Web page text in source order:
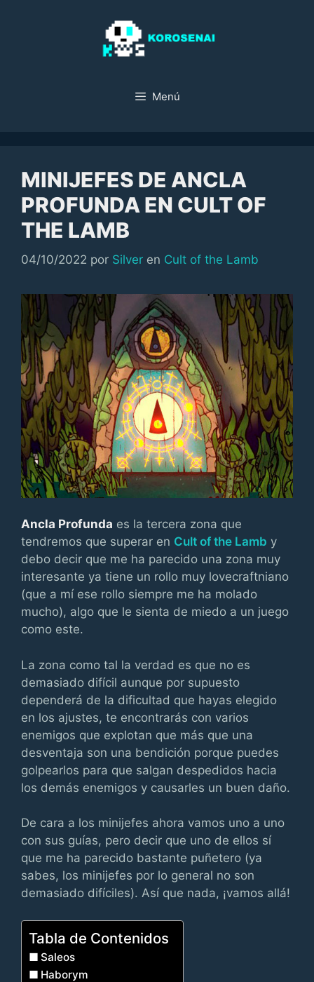
Menú
MINIJEFES DE ANCLA
PROFUNDA EN CULT OF
THE LAMB
04/10/2022 por Silver en Categorías
Cult of the Lamb
Ancla Profunda es la tercera zona que
tendremos que superar en Cult of the Lamb y
debo decir que me ha parecido una zona muy
interesante ya tiene un rollo muy lovecraftniano
(que a mí ese rollo siempre me ha molado
mucho), algo que le sienta de miedo a un juego
como este.
La zona como tal la verdad es que no es
demasiado difícil aunque por supuesto
dependerá de la dificultad que hayas elegido
en los ajustes, te encontrarás con varios
enemigos que explotan que más que una
desventaja son una bendición porque puedes
golpearlos para que salgan despedidos hacia
los demás enemigos y causarles un buen daño.
De cara a los minijefes ahora vamos uno a uno
con sus guías, pero decir que uno de ellos sí
que me ha parecido bastante puñetero (ya
sabes, los minijefes por lo general no son
demasiado difíciles). Así que nada, ¡vamos allá!
Tabla de Contenidos
Saleos
Haborym